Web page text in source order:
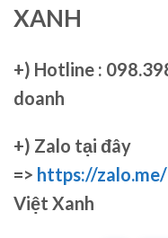
XANH
+) Hotline :
doanh
+) Zalo tại đây
=> https://
Việt Xanh